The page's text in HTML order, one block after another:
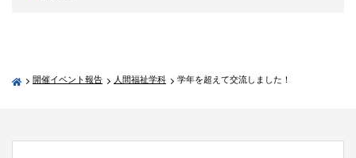
開催イベント報告 人間福祉学科 学年を超えて交流しました！